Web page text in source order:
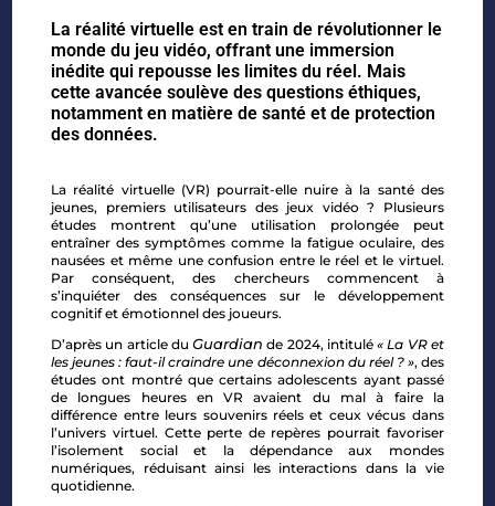
La réalité virtuelle est en train de révolutionner le
monde du jeu vidéo, offrant une immersion
inédite qui repousse les limites du réel. Mais
cette avancée soulève des questions éthiques,
notamment en matière de santé et de protection
des données.
La réalité virtuelle (VR) pourrait-elle nuire à la santé des
jeunes, premiers utilisateurs des jeux vidéo ? Plusieurs
études montrent qu’une utilisation prolongée peut
entraîner des symptômes comme la fatigue oculaire, des
nausées et même une confusion entre le réel et le virtuel.
Par conséquent, des chercheurs commencent à
s’inquiéter des conséquences sur le développement
cognitif et émotionnel des joueurs.
D’après un article du Guardian de 2024, intitulé« La VR et
les jeunes : faut-il craindre une déconnexion du réel ? », des
études ont montré que certains adolescents ayant passé
de longues heures en VR avaient du mal à faire la
différence entre leurs souvenirs réels et ceux vécus dans
l’univers virtuel. Cette perte de repères pourrait favoriser
l’isolement social et la dépendance aux mondes
numériques, réduisant ainsi les interactions dans la vie
quotidienne.